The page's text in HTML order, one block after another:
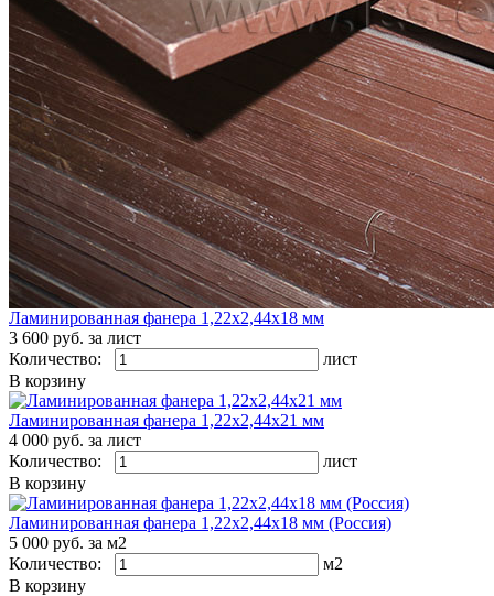
Ламинированная фанера 1,22х2,44х18 мм
3 600 руб. за лист
Количество:
лист
В корзину
Ламинированная фанера 1,22х2,44х21 мм
4 000 руб. за лист
Количество:
лист
В корзину
Ламинированная фанера 1,22х2,44х18 мм (Россия)
5 000 руб. за м2
Количество:
м2
В корзину